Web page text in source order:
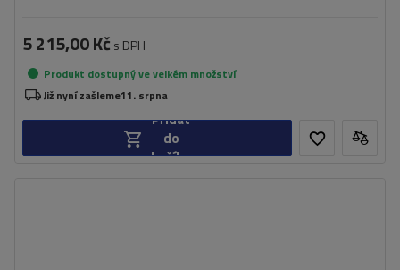
5 215,00 Kč s DPH
Produkt dostupný ve velkém množství
Již nyní zašleme11. srpna
Přidat
do
košíku